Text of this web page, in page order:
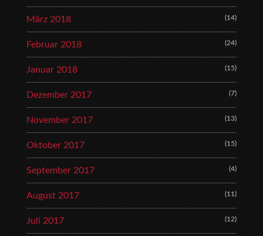
März 2018 (14)
Februar 2018 (24)
Januar 2018 (15)
Dezember 2017 (7)
November 2017 (13)
Oktober 2017 (15)
September 2017 (4)
August 2017 (11)
Juli 2017 (12)